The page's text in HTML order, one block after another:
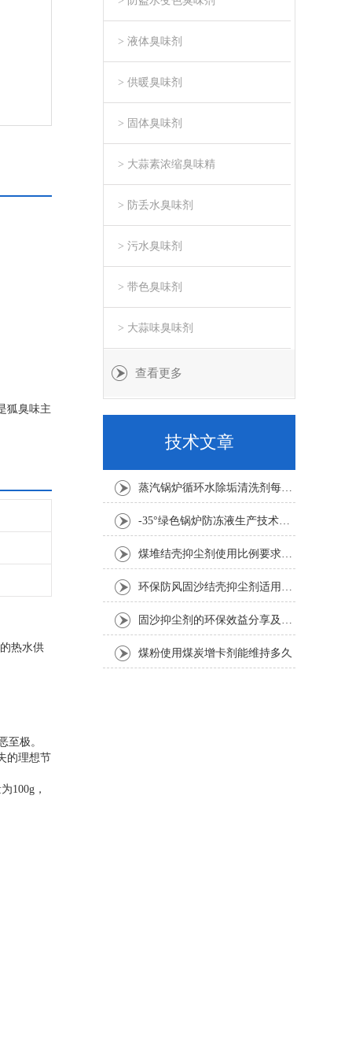
狐臭味主
热水供
至极。
的理想节
100g，
> 液体臭味剂
> 供暖臭味剂
> 固体臭味剂
> 大蒜素浓缩臭味精
> 防丢水臭味剂
> 污水臭味剂
> 带色臭味剂
> 大蒜味臭味剂
查看更多
技术文章
蒸汽锅炉循环水除垢清洗剂每吨水用量
-35°绿色锅炉防冻液生产技术要求
煤堆结壳抑尘剂使用比例要求1:100倍
环保防风固沙结壳抑尘剂适用要求
固沙抑尘剂的环保效益分享及其应用考虑因素介绍
煤粉使用煤炭增卡剂能维持多久